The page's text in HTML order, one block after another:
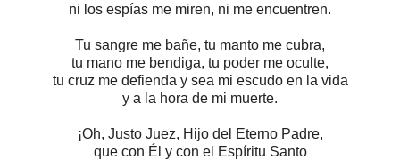
ni los espías me miren, ni me encuentren.
Tu sangre me bañe, tu manto me cubra,
tu mano me bendiga, tu poder me oculte,
tu cruz me defienda y sea mi escudo en la vida
y a la hora de mi muerte.
¡Oh, Justo Juez, Hijo del Eterno Padre,
que con Él y con el Espíritu Santo